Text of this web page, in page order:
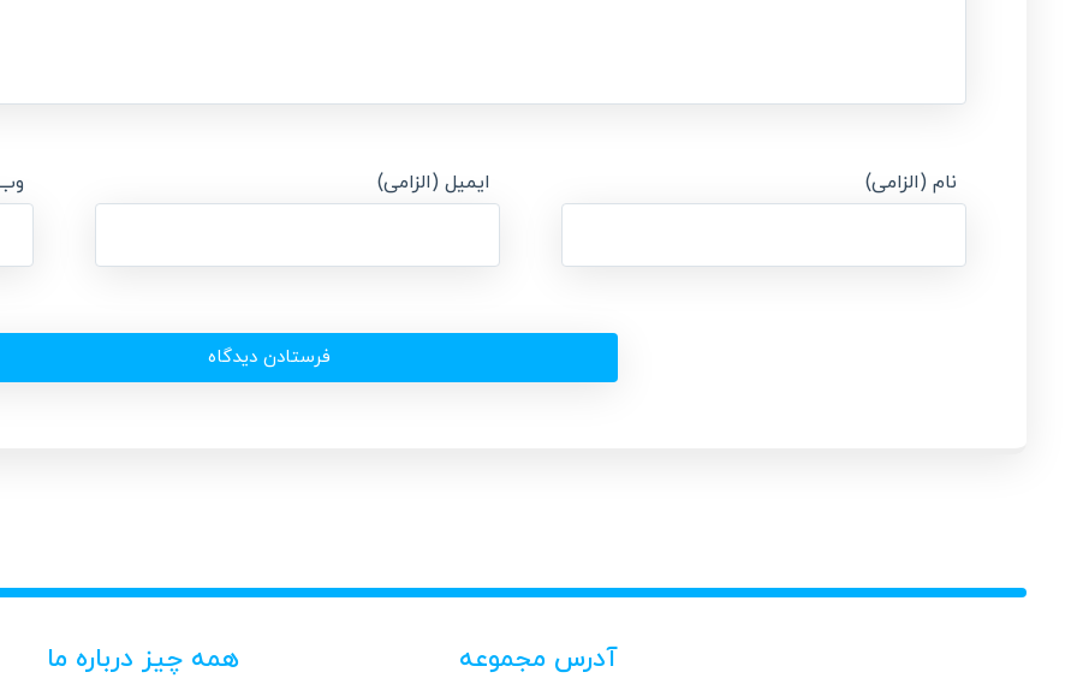
نام (الزامی) ایمیل (الزامی)
آدرس مجموعه همه چیز درباره ما